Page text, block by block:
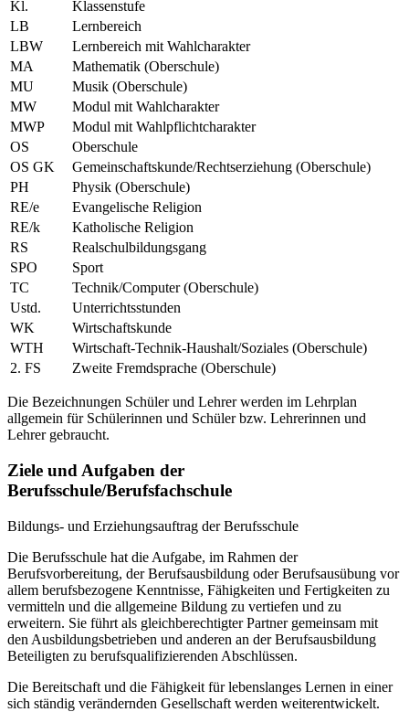
Kl.
Klassenstufe
LB
Lernbereich
LBW
Lernbereich mit Wahlcharakter
MA
Mathematik (Oberschule)
MU
Musik (Oberschule)
MW
Modul mit Wahlcharakter
MWP
Modul mit Wahlpflichtcharakter
OS
Oberschule
OS GK
Gemeinschaftskunde/Rechtserziehung (Oberschule)
PH
Physik (Oberschule)
RE/e
Evangelische Religion
RE/k
Katholische Religion
RS
Realschulbildungsgang
SPO
Sport
TC
Technik/Computer (Oberschule)
Ustd.
Unterrichtsstunden
WK
Wirtschaftskunde
WTH
Wirtschaft-Technik-Haushalt/Soziales (Oberschule)
2. FS
Zweite Fremdsprache (Oberschule)
Die Bezeichnungen Schüler und Lehrer werden im Lehrplan
allgemein für Schülerinnen und Schüler bzw. Lehrerinnen und
Lehrer gebraucht.
Ziele und Aufgaben der
Berufsschule/Berufsfachschule
Bildungs- und Erziehungsauftrag der Berufsschule
Die Berufsschule hat die Aufgabe, im Rahmen der
Berufsvorbereitung, der Berufsausbildung oder Berufsausübung vor
allem berufsbezogene Kenntnisse, Fähigkeiten und Fertigkeiten zu
vermitteln und die allgemeine Bildung zu vertiefen und zu
erweitern. Sie führt als gleichberechtigter Partner gemeinsam mit
den Ausbildungsbetrieben und anderen an der Berufsausbildung
Beteiligten zu berufsqualifizierenden Abschlüssen.
Die Bereitschaft und die Fähigkeit für lebenslanges Lernen in einer
sich ständig verändernden Gesellschaft werden weiterentwickelt.